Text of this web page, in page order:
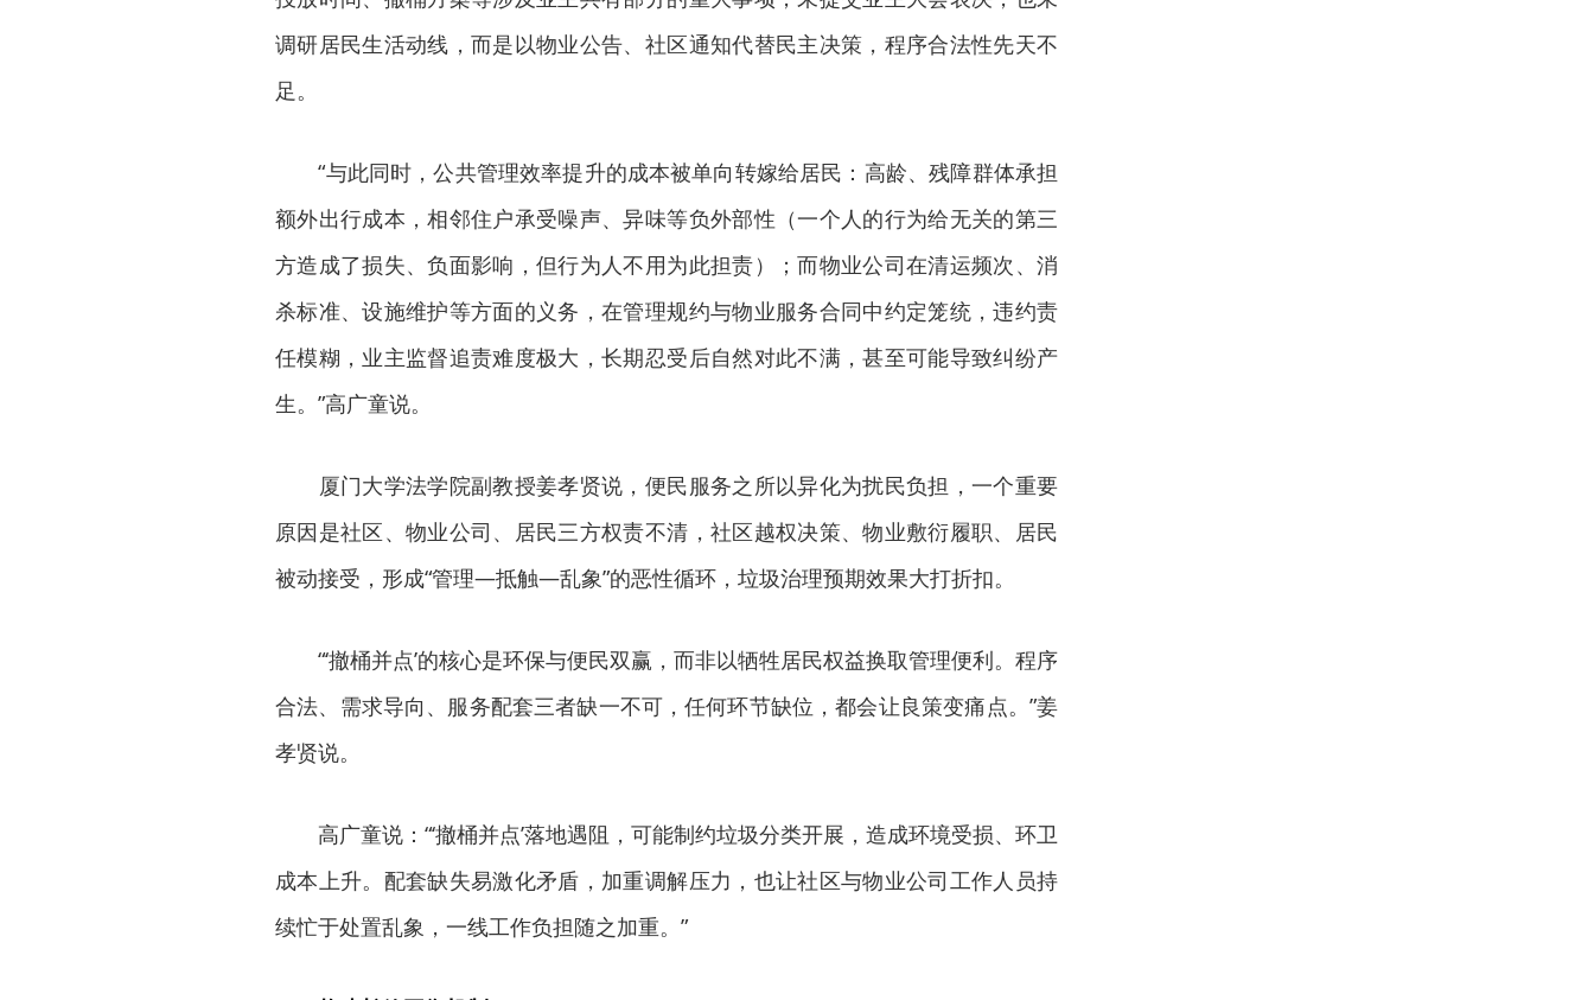
调研居民生活动线，而是以物业公告、社区通知代替民主决策，程序合法性先天不
足。
“与此同时，公共管理效率提升的成本被单向转嫁给居民：高龄、残障群体承担
额外出行成本，相邻住户承受噪声、异味等负外部性（一个人的行为给无关的第三
方造成了损失、负面影响，但行为人不用为此担责）；而物业公司在清运频次、消
杀标准、设施维护等方面的义务，在管理规约与物业服务合同中约定笼统，违约责
任模糊，业主监督追责难度极大，长期忍受后自然对此不满，甚至可能导致纠纷产
生。”高广童说。
厦门大学法学院副教授姜孝贤说，便民服务之所以异化为扰民负担，一个重要
原因是社区、物业公司、居民三方权责不清，社区越权决策、物业敷衍履职、居民
被动接受，形成“管理—抵触—乱象”的恶性循环，垃圾治理预期效果大打折扣。
“‘撤桶并点’的核心是环保与便民双赢，而非以牺牲居民权益换取管理便利。程序
合法、需求导向、服务配套三者缺一不可，任何环节缺位，都会让良策变痛点。”姜
孝贤说。
高广童说：“‘撤桶并点’落地遇阻，可能制约垃圾分类开展，造成环境受损、环卫
成本上升。配套缺失易激化矛盾，加重调解压力，也让社区与物业公司工作人员持
续忙于处置乱象，一线工作负担随之加重。”